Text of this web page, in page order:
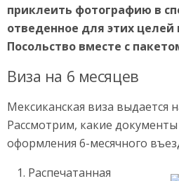
приклеить фотографию в
отведенное для этих целей
Посольство вместе с
Виза на 6 месяцев
Мексиканская виза выдается
Рассмотрим, какие документы
оформления 6-месячного
Распечатанная